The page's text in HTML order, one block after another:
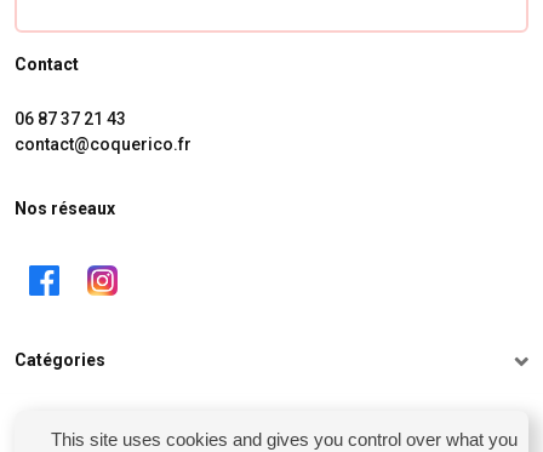
Contact
06 87 37 21 43
contact@coquerico.fr
Nos réseaux
Catégories
This site uses cookies and gives you control over what you